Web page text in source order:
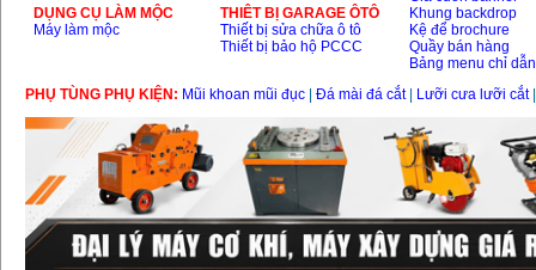
DỤNG CỤ LÀM MỘC
Máy làm mộc
THIÊT BỊ GARAGE ÔTÔ
Thiết bị sửa chữa ô tô
Thiết bị bảo hộ PCCC
Khung backdrop
Kệ để brochure
Quầy bán hàng
Bảng menu chỉ dẫn
PHỤ TÙNG PHỤ KIỆN: Mũi khoan mũi đục Đá mài đá cắt| Lưỡi cưa lưỡi cắt